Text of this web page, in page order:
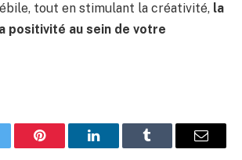
tout en stimulant la créativité, la
positivité au sein de votre
Pinterest LinkedInTumblr Email